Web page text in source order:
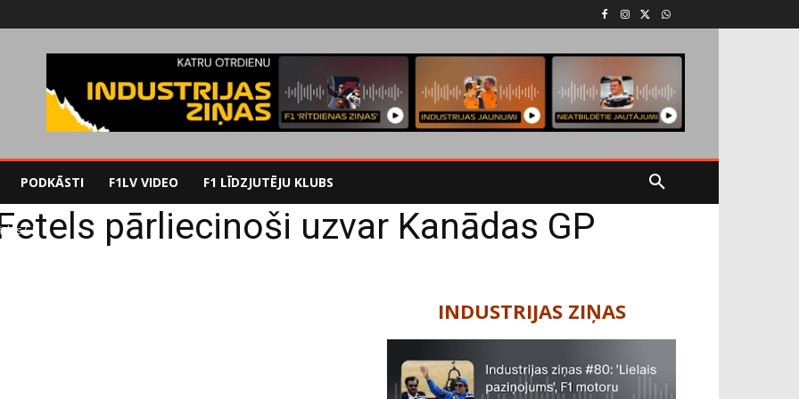
PODKĀSTI F1LV VIDEO F1 LĪDZJUTĒJU KLUBS
GP pārliecinoši uzvar Kanādas GP
INDUSTRIJAS ZIŅAS